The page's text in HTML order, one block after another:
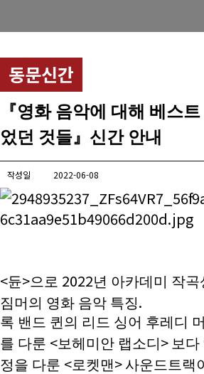
동문신용카드
총동문회 뉴스
산하단체 뉴스
동문 동정
경조사
포토 갤러리
동문회보
(구)동문회보
모교 소식
동문신간
『영화 음악에 대해 베스
었던 것들』신간 안내
작성일 2022-06-08
<듄>으로 2022년 아카데미 작
짐머의 영화 음악 특징.
록 밴드 퀸의 리드 싱어 후레디
를 다룬 <보헤미안 랩소디 > 보다
정을 다룬 <로켓맨 > 사운드트랙